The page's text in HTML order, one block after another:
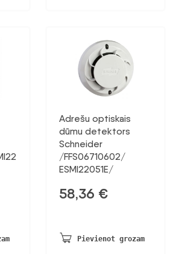
Adrešu optiskais
dūmu detektors
Schneider
/FFS06710602/
ESMI22051E/
58,36 €
Pievienot grozam